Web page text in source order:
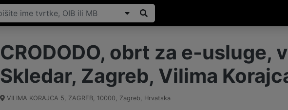
CRODODO, obrt za e-usluge,
Skledar, Zagreb, Vilima
VILIMA KORAJCA 5, ZAGREB, 10000, Zagreb, Hrvatska